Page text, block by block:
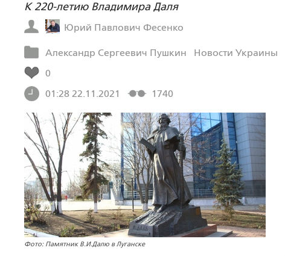
К 220-летию Владимира Даля
Юрий Павлович Фесенко
Александр Сергеевич Пушкин Новости Украины
0
01:28 22.11.2021
1740
Фото: Памятник В.И.Далю в Луганске